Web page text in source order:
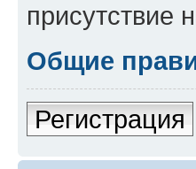
присутствие
Общие
Регистрация